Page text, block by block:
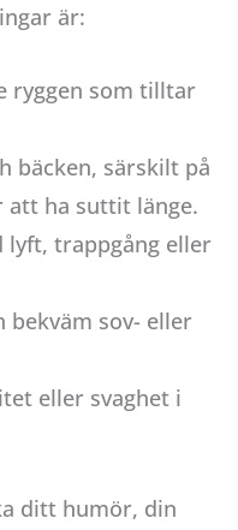
är:
ryggen som tilltar
bäcken, särskilt på
att ha suttit länge.
lyft, trappgång eller
bekväm sov- eller
eller svaghet i
ditt humör, din